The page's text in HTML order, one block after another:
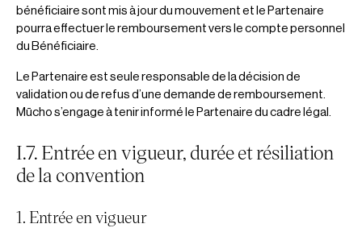
bénéficiaire sont mis à jour du mouvement et le Partenaire
pourra effectuer le remboursement vers le compte personnel
du Bénéficiaire.
Le Partenaire est seule responsable de la décision de
validation ou de refus d’une demande de remboursement.
Mūcho s’engage à tenir informé le Partenaire du cadre légal.
I.7. Entrée en vigueur, durée et résiliation
de la convention
1. Entrée en vigueur